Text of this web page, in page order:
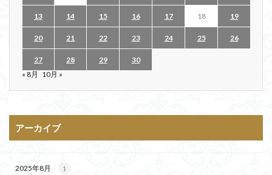
13 14 15 16 17 18 19
20 21 22 23 24 25 26
27 28 29
30
« 8月 10月 »
アーカイブ
2025年8月 1